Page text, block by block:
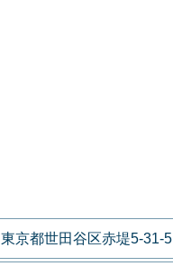
東京都世田谷区赤堤5-31-5